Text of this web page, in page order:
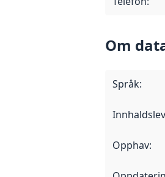
Om
Språk:
Opphav: